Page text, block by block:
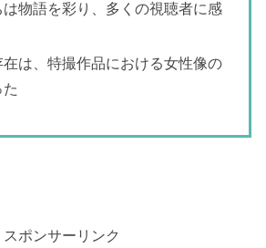
は物語を彩り、多くの視聴者に感
は、特撮作品における女性像の
スポンサーリンク